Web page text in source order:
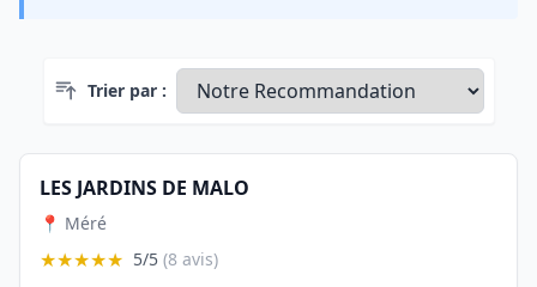
Trier par :
LES JARDINS DE MALO
📍 Méré
★★★★★ 5/5 (8 avis)